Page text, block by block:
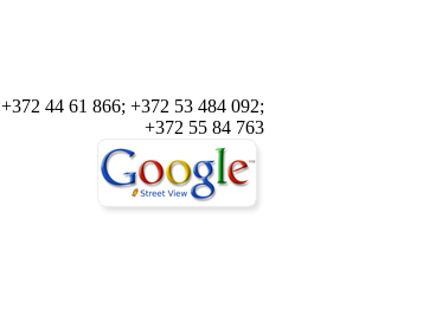
+372 44 61 866; +372 53 484 092;
+372 55 84 763